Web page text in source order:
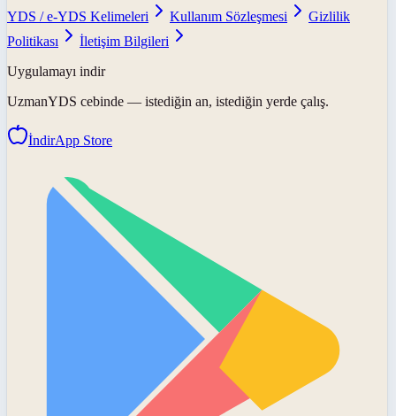
YDS / e-YDS Kelimeleri
Kullanım Sözleşmesi
Gizlilik
Politikası
İletişim Bilgileri
Uygulamayı indir
UzmanYDS cebinde — istediğin an, istediğin yerde çalış.
İndirApp Store